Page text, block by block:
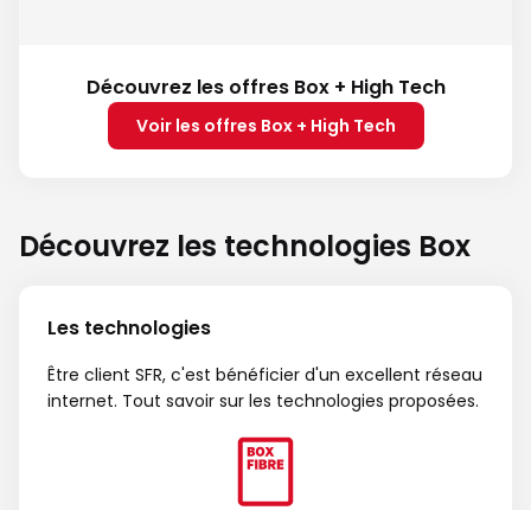
Découvrez les offres Box + High Tech
Voir les offres Box + High Tech
Découvrez les technologies Box
Les technologies
Être client SFR, c'est bénéficier d'un excellent réseau
internet. Tout savoir sur les technologies proposées.